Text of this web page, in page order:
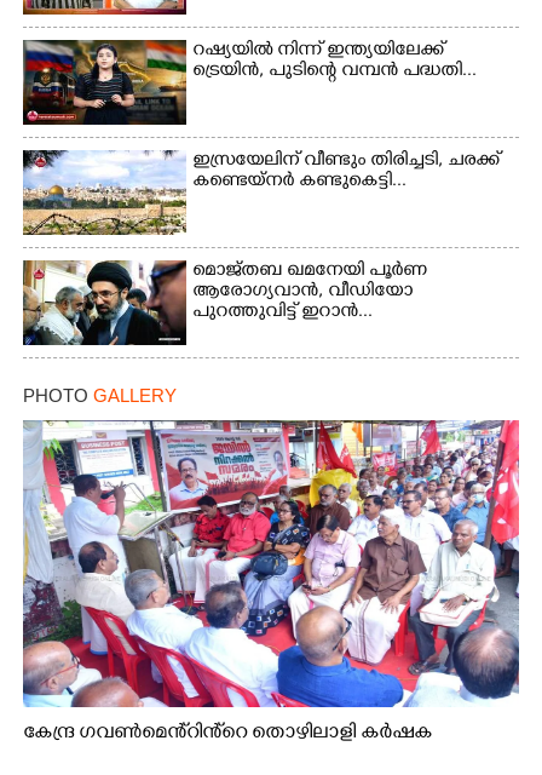
റഷ്യയിൽ നിന്ന് ഇന്ത്യയിലേക്ക്
ട്രെയിൻ, പുടിന്റെ വമ്പൻ പദ്ധതി...
ഇസ്രയേലിന് വീണ്ടും തിരിച്ചടി, ചരക്ക്
കണ്ടെയ്നർ കണ്ടുകെട്ടി...
മൊജ്തബ ഖമനേയി പൂർണ
ആരോഗ്യവാൻ, വീഡിയോ
പുറത്തുവിട്ട് ഇറാൻ...
PHOTO GALLERY
കേന്ദ്ര ഗവൺമെൻ്റിൻ്റെ തൊഴിലാളി കർഷക
×
Copy Link